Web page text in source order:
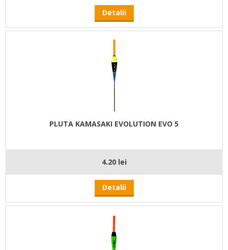
Detalii
PLUTA KAMASAKI EVOLUTION EVO 5
4.20 lei
Detalii